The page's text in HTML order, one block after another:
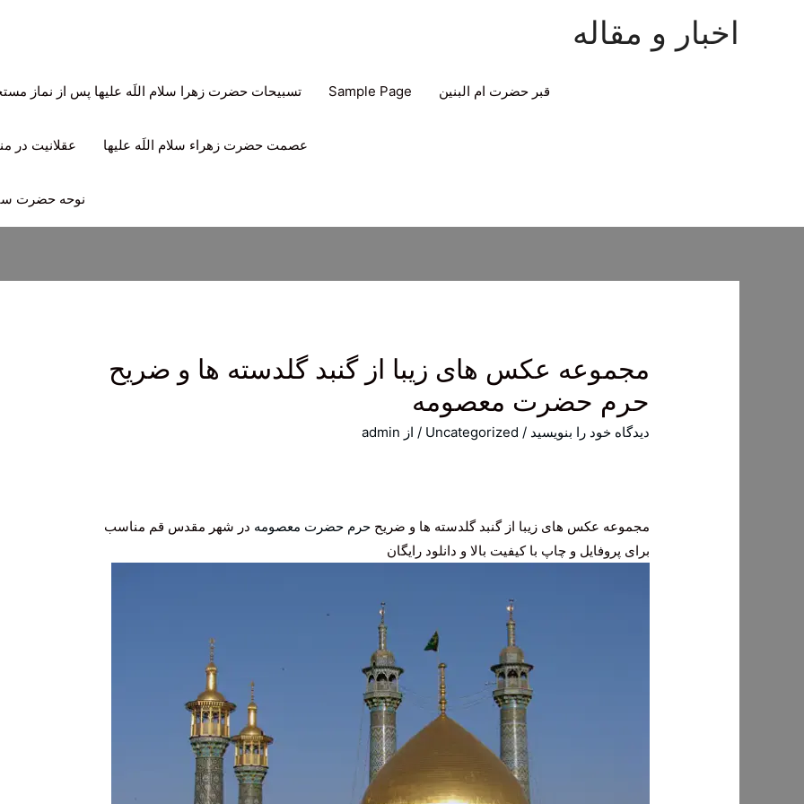
اخبار و مقاله
قبر حضرت ام البنین Sample Page تسبیحات حضرت زهرا سلام اللَه علیها پس از نماز
عصمت حضرت زهراء سلام اللَه علیها عقلانیت در
نوحه حضرت
مجموعه عکس های زیبا از گنبد گلدسته ها و ضریح
حرم حضرت معصومه
دیدگاه‌ خود را بنویسید /
Uncategorized / از admin
مجموعه عکس های زیبا از گنبد گلدسته ها و ضریححرم حضرت معصومه در شهر مقدس قم مناسب
برای پروفایل و چاپ با کیفیت بالا و دانلود رایگان